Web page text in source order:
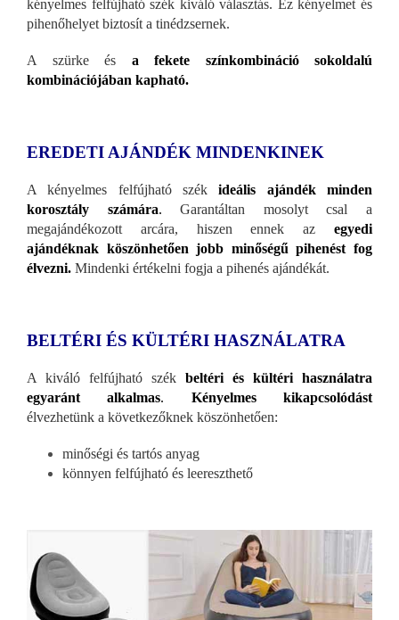
kényelmes felfújható szék kiváló választás. Ez kényelmet és
pihenőhelyet biztosít a tinédzsernek.
A szürke és
a fekete színkombináció sokoldalú
kombinációjában kapható.
EREDETI AJÁNDÉK MINDENKINEK
A kényelmes felfújható székideális ajándék minden
korosztály számára. Garantáltan mosolyt csal a
megajándékozott arcára, hiszen ennek az egyedi
ajándéknak köszönhetően jobb minőségű pihenést fog
élvezni. Mindenki értékelni fogja a pihenés ajándékát.
BELTÉRI ÉS KÜLTÉRI HASZNÁLATRA
A kiváló felfújható szék beltéri és kültéri használatra
egyaránt alkalmas. Kényelmes kikapcsolódást
élvezhetünk a következőknek köszönhetően:
minőségi és tartós anyag
könnyen felfújható és leereszthető